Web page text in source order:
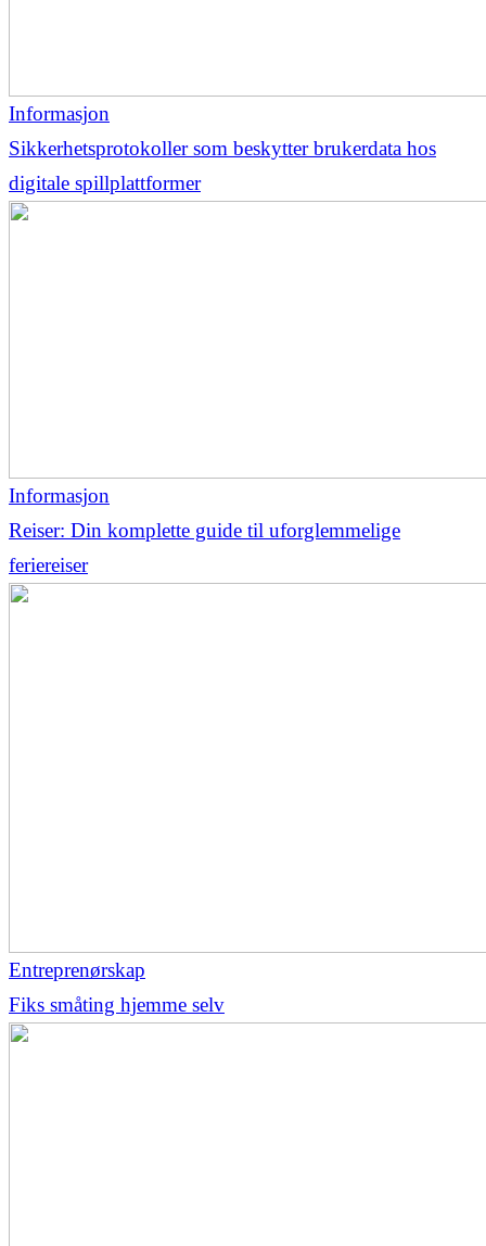
Informasjon
Sikkerhetsprotokoller som beskytter brukerdata hos
digitale spillplattformer
Informasjon
Reiser: Din komplette guide til uforglemmelige
feriereiser
Entreprenørskap
Fiks småting hjemme selv